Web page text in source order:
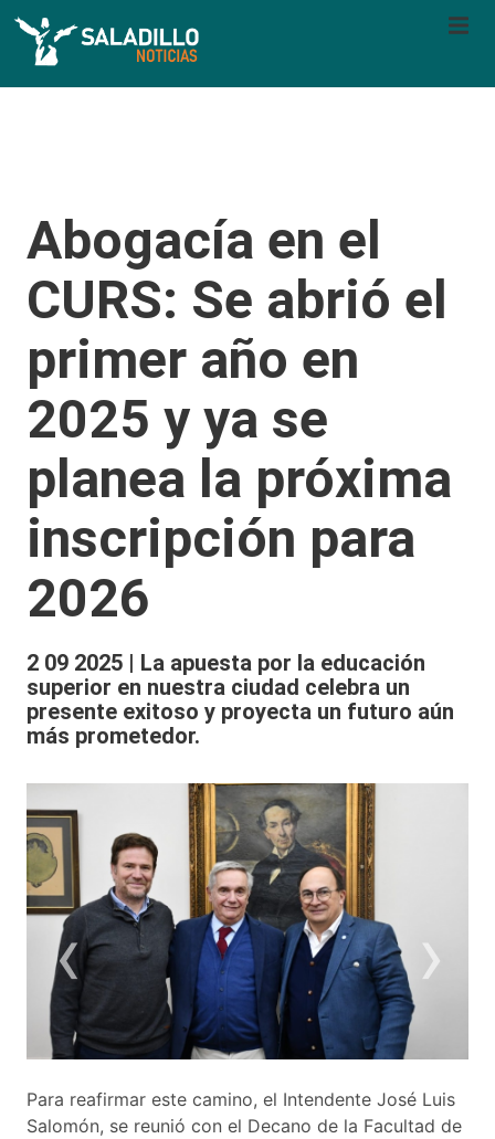
Abogacía en el
CURS: Se abrió el
primer año en
2025 y ya se
planea la próxima
inscripción para
2026
2 09 2025 | La apuesta por la educación
superior en nuestra ciudad celebra un
presente exitoso y proyecta un futuro aún
más prometedor.
‹ ›
Para reafirmar este camino, el Intendente José Luis
Salomón, se reunió con el Decano de la Facultad de